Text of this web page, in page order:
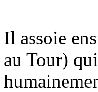
Il assoie
au Tour)